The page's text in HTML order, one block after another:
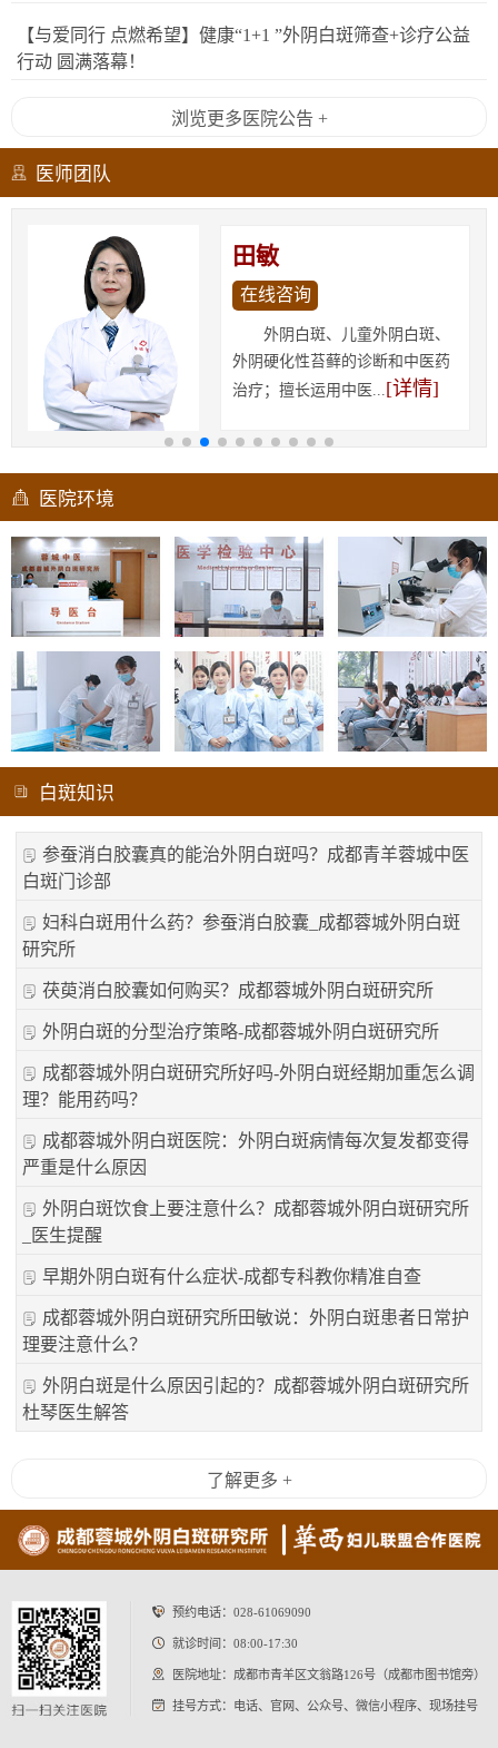
【与爱同行 点燃希望】健康“1+1 ”外阴白斑筛查+诊疗公益
行动 圆满落幕！
浏览更多医院公告 +
医师团队
田敏
在线咨询
外阴白斑、儿童外阴白斑、
外阴硬化性苔藓的诊断和中医药
治疗；擅长运用中医...[详情]
医院环境
白斑知识
参蚕消白胶囊真的能治外阴白斑吗？成都青羊蓉城中医
白斑门诊部
妇科白斑用什么药？参蚕消白胶囊_成都蓉城外阴白斑
研究所
茯萸消白胶囊如何购买？成都蓉城外阴白斑研究所
外阴白斑的分型治疗策略-成都蓉城外阴白斑研究所
成都蓉城外阴白斑研究所好吗-外阴白斑经期加重怎么调
理？能用药吗？
成都蓉城外阴白斑医院：外阴白斑病情每次复发都变得
严重是什么原因
外阴白斑饮食上要注意什么？成都蓉城外阴白斑研究所
_医生提醒
早期外阴白斑有什么症状-成都专科教你精准自查
成都蓉城外阴白斑研究所田敏说：外阴白斑患者日常护
理要注意什么？
外阴白斑是什么原因引起的？成都蓉城外阴白斑研究所
杜琴医生解答
了解更多 +
预约电话： 028-61069090
就诊时间：08:00-17:30
医院地址：成都市青羊区文翁路126号（成都市图书馆旁）
挂号方式：电话、官网、公众号、微信小程序、现场挂号